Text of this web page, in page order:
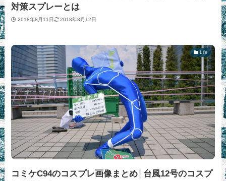
対策スプレーとは
2018年8月11日 2018年8月12日
Life
コミケC94のコスプレ画像まとめ│台風12号のコスプ